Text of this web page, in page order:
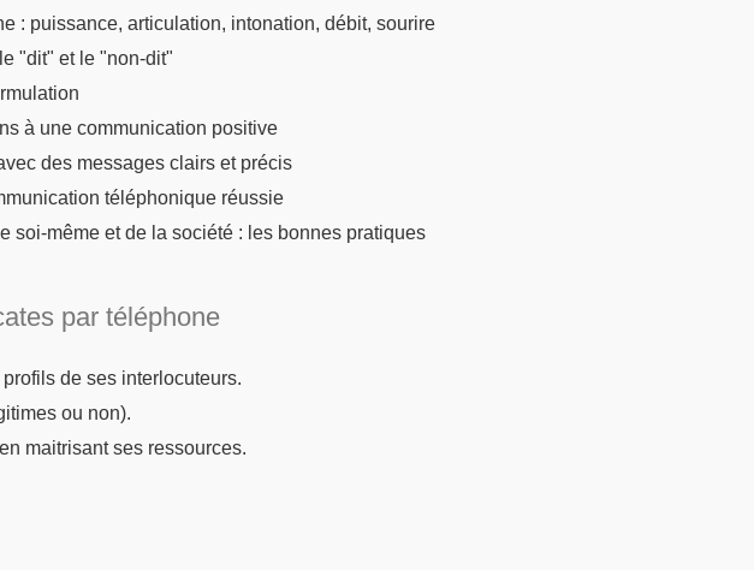
: puissance, articulation, intonation, débit, sourire
"dit" et le "non-dit"
à une communication positive
des messages clairs et précis
téléphonique réussie
soi-même et de la société : les bonnes pratiques
par téléphone
de ses interlocuteurs.
ou non).
maitrisant ses ressources.